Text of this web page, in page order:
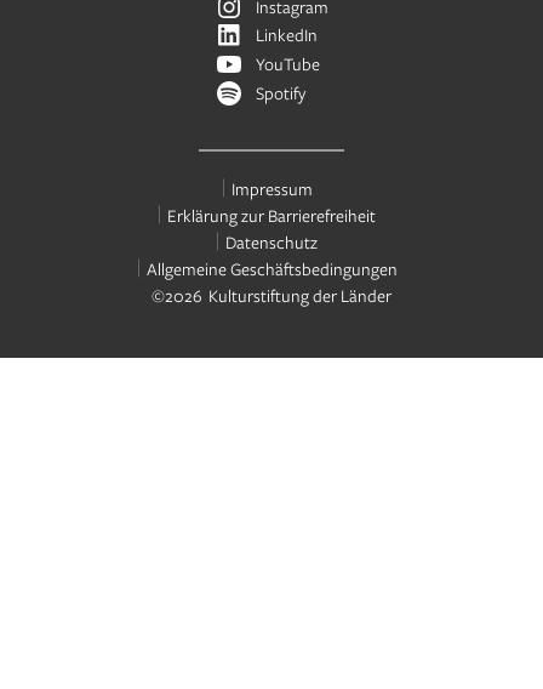
Instagram
LinkedIn
YouTube
Spotify
Impressum
Erklärung zur Barrierefreiheit
Datenschutz
Allgemeine Geschäftsbedingungen
©2026 Kulturstiftung der Länder